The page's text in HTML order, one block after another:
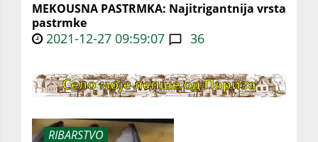
MEKOUSNA PASTRMKA: Najitrigantnija vrsta
pastrmke
2021-12-27 09:59:07 36
RIBARSTVO